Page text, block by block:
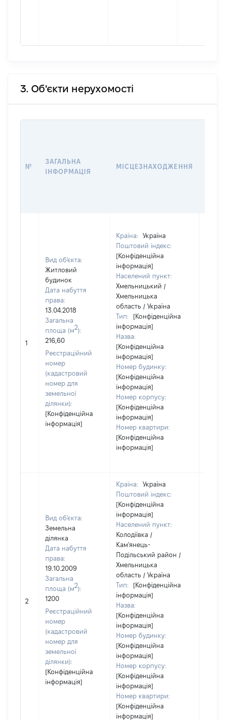
3. Об'єкти нерухомості
№
ЗАГАЛЬНА
ІНФОРМАЦІЯ
МІСЦЕЗНАХОДЖЕННЯ
1
Вид об'єкта:
Житловий
будинок
Дата набуття
права:
13.04.2018
Загальна
площа (м2):
216,60
Реєстраційний
номер
(кадастровий
номер для
земельної
ділянки):
[Конфіденційна
інформація]
Країна:
Україна
Поштовий індекс:
[Конфіденційна
інформація]
Населений пункт:
Хмельницький /
Хмельницька
область / Україна
Тип:
[Конфіденційна
інформація]
Назва:
[Конфіденційна
інформація]
Номер будинку:
[Конфіденційна
інформація]
Номер корпусу:
[Конфіденційна
інформація]
Номер квартири:
[Конфіденційна
інформація]
2
Вид об'єкта:
Земельна
ділянка
Дата набуття
права:
19.10.2009
Загальна
площа (м2):
1200
Реєстраційний
номер
(кадастровий
номер для
земельної
ділянки):
[Конфіденційна
інформація]
Країна:
Україна
Поштовий індекс:
[Конфіденційна
інформація]
Населений пункт:
Колодіївка /
Кам'янець-
Подільський район /
Хмельницька
область / Україна
Тип:
[Конфіденційна
інформація]
Назва:
[Конфіденційна
інформація]
Номер будинку:
[Конфіденційна
інформація]
Номер корпусу:
[Конфіденційна
інформація]
Номер квартири:
[Конфіденційна
інформація]